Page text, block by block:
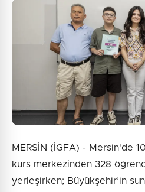
Güvenlik
10 + 9 =
MERSİN (İGFA) - Mersin'de
kurs merkezinden 328
yerleşirken; Büyükşehir’in